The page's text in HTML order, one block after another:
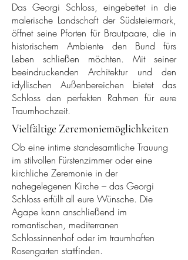
Das Georgi Schloss, eingebettet in die
malerische Landschaft der Südsteiermark,
öffnet seine Pforten für Brautpaare, die in
historischem Ambiente den Bund fürs
Leben schließen möchten. Mit seiner
beeindruckenden Architektur und den
idyllischen Außenbereichen bietet das
Schloss den perfekten Rahmen für eure
Traumhochzeit.
Vielfältige Zeremoniemöglichkeiten
Ob eine intime standesamtliche Trauung
im stilvollen Fürstenzimmer oder eine
kirchliche Zeremonie in der
nahegelegenen Kirche – das Georgi
Schloss erfüllt all eure Wünsche. Die
Agape kann anschließend im
romantischen, mediterranen
Schlossinnenhof oder im traumhaften
Rosengarten stattfinden.